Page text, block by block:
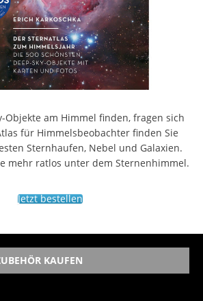
Objekte am Himmel finden, fragen sich
für Himmelsbeobachter finden Sie
Sternhaufen, Nebel und Galaxien.
mehr ratlos unter dem Sternenhimmel.
Jetzt bestellen
KAUFEN